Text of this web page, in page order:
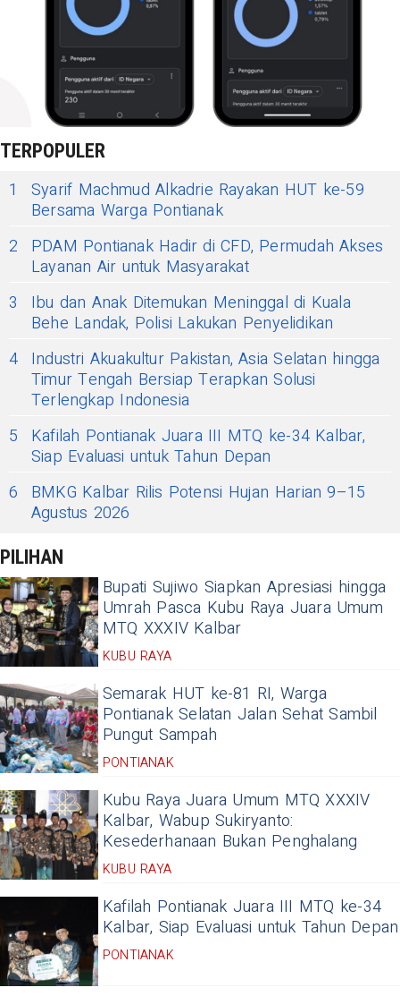
TERPOPULER
1
Syarif Machmud Alkadrie Rayakan HUT ke-59
Bersama Warga Pontianak
2
PDAM Pontianak Hadir di CFD, Permudah Akses
Layanan Air untuk Masyarakat
3
Ibu dan Anak Ditemukan Meninggal di Kuala
Behe Landak, Polisi Lakukan Penyelidikan
4 Industri Akuakultur Pakistan, Asia Selatan hingga
Timur Tengah Bersiap Terapkan Solusi
Terlengkap Indonesia
5
Kafilah Pontianak Juara III MTQ ke-34 Kalbar,
Siap Evaluasi untuk Tahun Depan
6
BMKG Kalbar Rilis Potensi Hujan Harian 9–15
Agustus 2026
PILIHAN
Bupati Sujiwo Siapkan Apresiasi hingga
Umrah Pasca Kubu Raya Juara Umum
MTQ XXXIV Kalbar
KUBU RAYA
Semarak HUT ke-81 RI, Warga
Pontianak Selatan Jalan Sehat Sambil
Pungut Sampah
PONTIANAK
Kubu Raya Juara Umum MTQ XXXIV
Kalbar, Wabup Sukiryanto:
Kesederhanaan Bukan Penghalang
KUBU RAYA
Kafilah Pontianak Juara III MTQ ke-34
Kalbar, Siap Evaluasi untuk Tahun Depan
PONTIANAK